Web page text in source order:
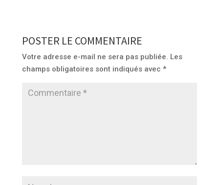
POSTER LE COMMENTAIRE
Votre adresse e-mail ne sera pas publiée. Les
champs obligatoires sont indiqués avec *